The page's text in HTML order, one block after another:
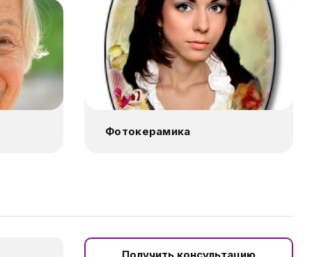
Фотокерамика
Получить консультацию